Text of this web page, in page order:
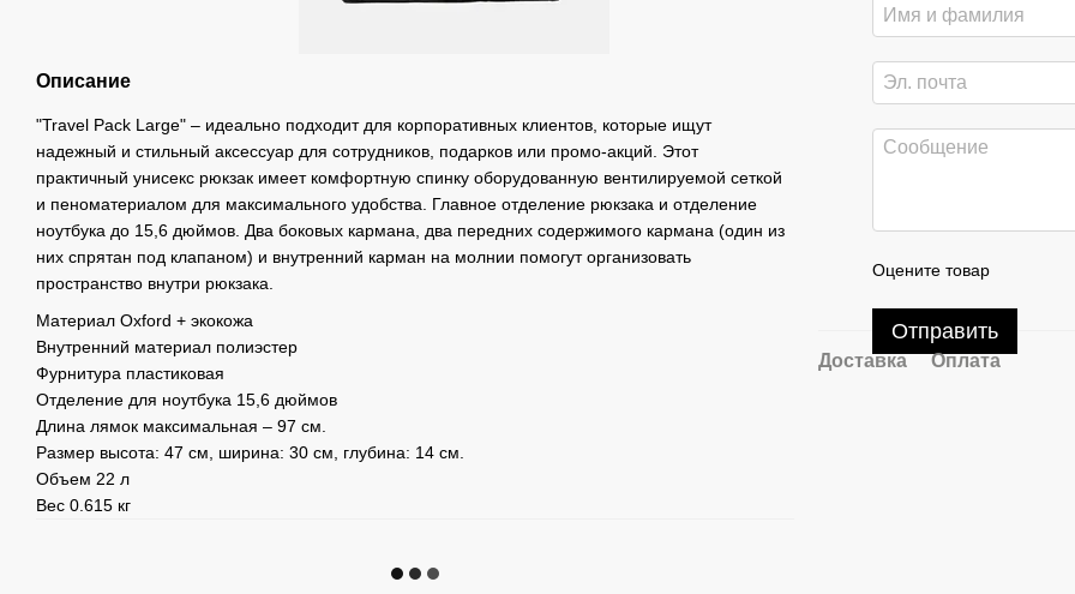
Описание
"Travel Pack Large" – идеально подходит для корпоративных клиентов, которые ищут
надежный и стильный аксессуар для сотрудников, подарков или промо-акций. Этот
практичный унисекс рюкзак имеет комфортную спинку оборудованную вентилируемой сеткой
и пеноматериалом для максимального удобства. Главное отделение рюкзака и отделение
ноутбука до 15,6 дюймов. Два боковых кармана, два передних содержимого кармана (один из
них спрятан под клапаном) и внутренний карман на молнии помогут организовать
пространство внутри рюкзака.
Материал Oxford + экокожа
Внутренний материал полиэстер
Фурнитура пластиковая
Отделение для ноутбука 15,6 дюймов
Длина лямок максимальная – 97 см.
Размер высота: 47 см, ширина: 30 см, глубина: 14 см.
Объем 22 л
Вес 0.615 кг
Оцените товар
Отправить
Доставка Оплата